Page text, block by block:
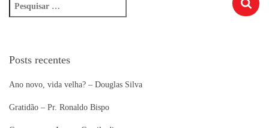
Posts recentes
Ano novo, vida velha? – Douglas Silva
Gratidão – Pr. Ronaldo Bispo